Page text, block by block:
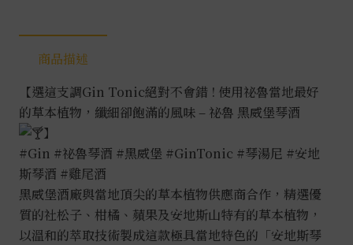
商品描述
【選這支調Gin Tonic絕對不會錯 ! 使用祕魯當地最好
的草本植物，纖細卻飽滿的風味 – 祕魯 黑威堡琴酒
】
#Gin #祕魯琴酒 #黑威堡 #GinTonic #琴湯尼 #安地
斯琴酒 #雞尾酒
黑威堡酒廠與當地頂尖的草本植物供應商合作，精選優
質的社松子、柑橘、蘋果及安地斯山特有的草本植物，
以溫和的萃取技術製成這款極具當地特色的「安地斯琴